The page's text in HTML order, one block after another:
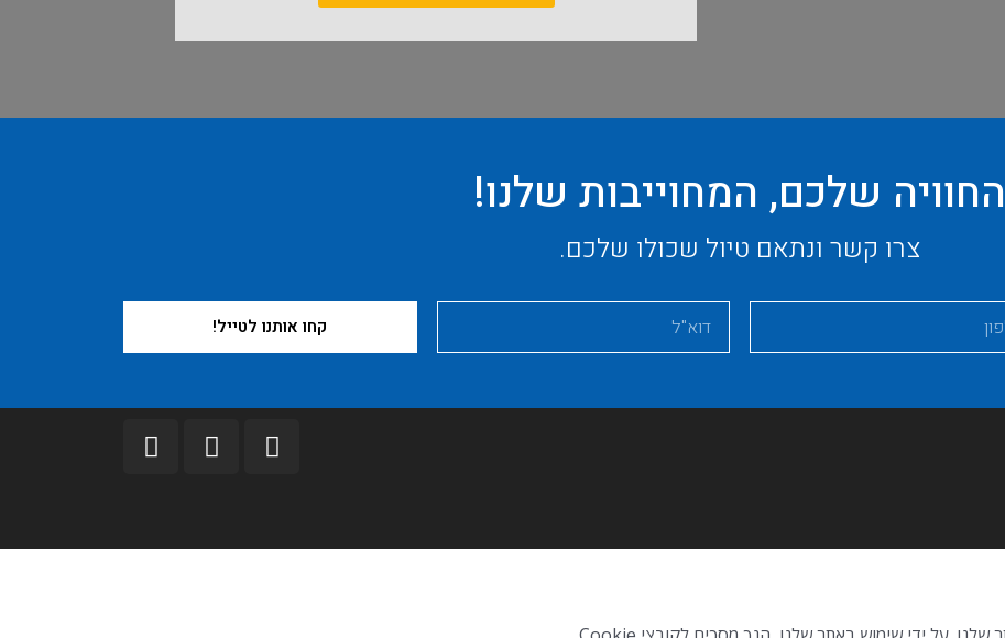
החוויה שלכם, המחוייבות שלנו!
צרו קשר ונתאם טיול שכולו שלכם.
קחו אותנו לטייל!